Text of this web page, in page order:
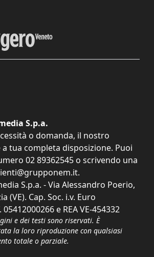
S.p.a.
o domanda, il nostro
tua completa disposizione. Puoi
02 89362545 o scrivendo una
.
S.p.a. - Via Alessandro Poerio,
(VE). Cap. Soc. i.v. Euro
05412000266 e REA VE-454332
e dei testi sono riservati. È
la loro riproduzione con qualsiasi
totale o parziale.